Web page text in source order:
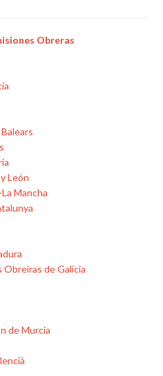
Obreras
León
Mancha
Obreiras de Galicia
de Murcia